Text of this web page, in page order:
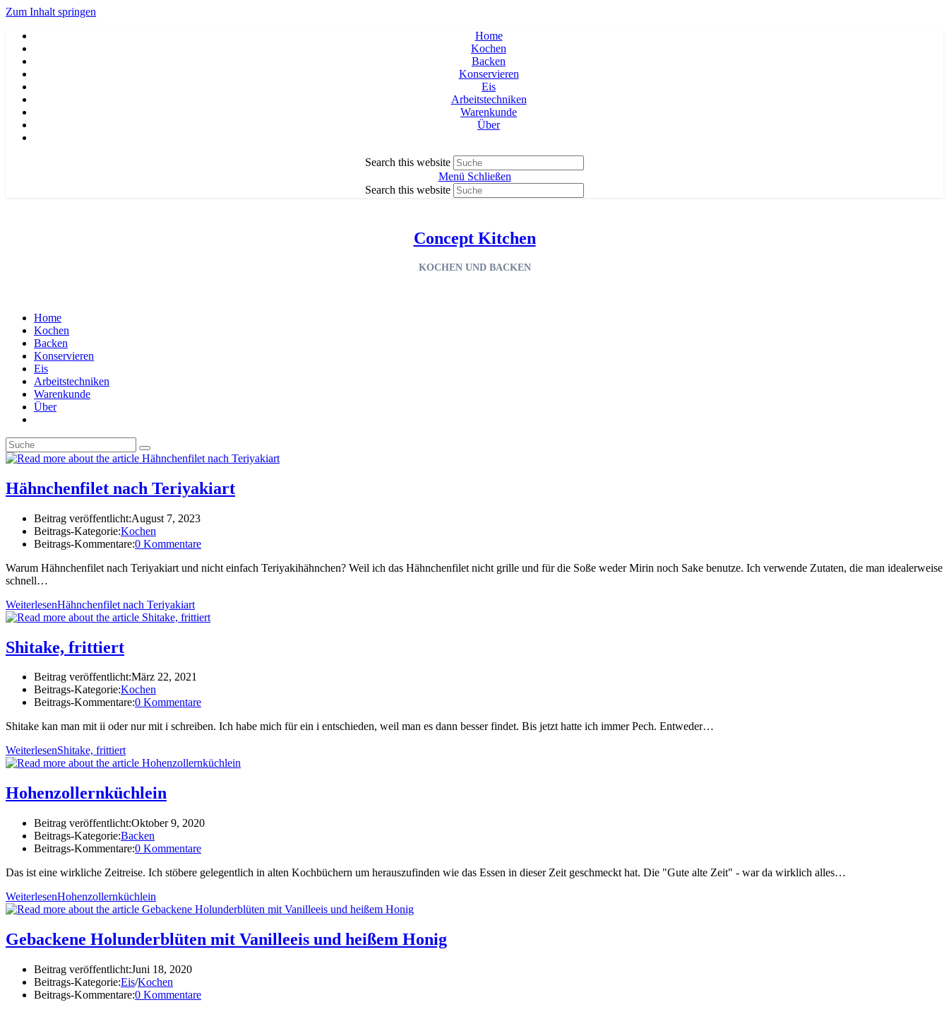
Zum Inhalt springen
Home
Kochen
Backen
Konservieren
Eis
Arbeitstechniken
Warenkunde
Über
Search this website
Menü Schließen
Search this website
Concept Kitchen
KOCHEN UND BACKEN
Home
Kochen
Backen
Konservieren
Eis
Arbeitstechniken
Warenkunde
Über
Hähnchenfilet nach Teriyakiart
Beitrag veröffentlicht:August 7, 2023
Beitrags-Kategorie:Kochen
Beitrags-Kommentare:0 Kommentare
Warum Hähnchenfilet nach Teriyakiart und nicht einfach Teriyakihähnchen? Weil ich das Hähnchenfilet nicht grille und für die Soße weder Mirin noch Sake benutze. Ich verwende Zutaten, die man idealerweise
schnell…
WeiterlesenHähnchenfilet nach Teriyakiart
Shitake, frittiert
Beitrag veröffentlicht:März 22, 2021
Beitrags-Kategorie:Kochen
Beitrags-Kommentare:0 Kommentare
Shitake kan man mit ii oder nur mit i schreiben. Ich habe mich für ein i entschieden, weil man es dann besser findet. Bis jetzt hatte ich immer Pech. Entweder…
WeiterlesenShitake, frittiert
Hohenzollernküchlein
Beitrag veröffentlicht:Oktober 9, 2020
Beitrags-Kategorie:Backen
Beitrags-Kommentare:0 Kommentare
Das ist eine wirkliche Zeitreise. Ich stöbere gelegentlich in alten Kochbüchern um herauszufinden wie das Essen in dieser Zeit geschmeckt hat. Die "Gute alte Zeit" - war da wirklich alles…
WeiterlesenHohenzollernküchlein
Gebackene Holunderblüten mit Vanilleeis und heißem Honig
Beitrag veröffentlicht:Juni 18, 2020
Beitrags-Kategorie:Eis/Kochen
Beitrags-Kommentare:0 Kommentare